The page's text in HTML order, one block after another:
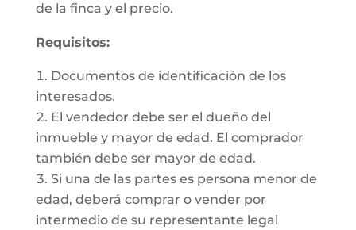
de la finca y el precio.
Requisitos:
Documentos de identificación de los
interesados.
El vendedor debe ser el dueño del
inmueble y mayor de edad. El comprador
también debe ser mayor de edad.
Si una de las partes es persona menor de
edad, deberá comprar o vender por
intermedio de su representante legal